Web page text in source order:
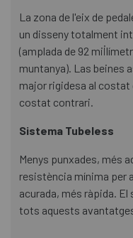
La zona de l'eix de
un disseny totalment
(amplada de 92
muntanya). Las beines
major rigidesa al
costat contrari.
Sistema Tubeless
Menys punxades, més
resistència mínima per
acurada, més ràpida.
tots aquests